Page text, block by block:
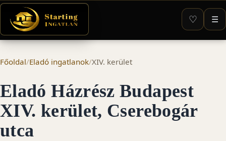
♡ ☰
Főoldal/Eladó ingatlanok/XIV. kerület
Eladó Házrész Budapest
XIV. kerület, Cserebogár
utca